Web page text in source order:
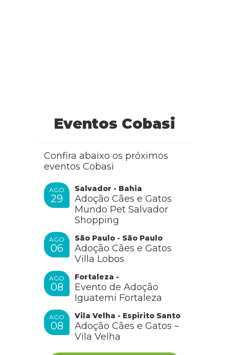
Eventos Cobasi
Confira abaixo os próximos
eventos Cobasi
AGO
29
Salvador - Bahia
Adoção Cães e Gatos
Mundo Pet Salvador
Shopping
AGO
06
São Paulo - São Paulo
Adoção Cães e Gatos
Villa Lobos
AGO
08
Fortaleza -
Evento de Adoção
Iguatemi Fortaleza
AGO
08
Vila Velha - Espirito Santo
Adoção Cães e Gatos –
Vila Velha